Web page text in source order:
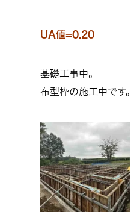
UA値=0.20
基礎工事中。
布型枠の施工中です。